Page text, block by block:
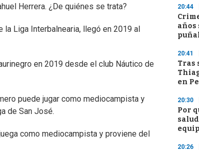
Herrera. ¿De quiénes se trata?
Liga Interbalnearia, llegó en 2019 al
en 2019 desde el club Náutico de
puede jugar como mediocampista y
de San José.
como mediocampista y proviene del
20:44
años
20:41
Tras
en
20:30
Por
20:26